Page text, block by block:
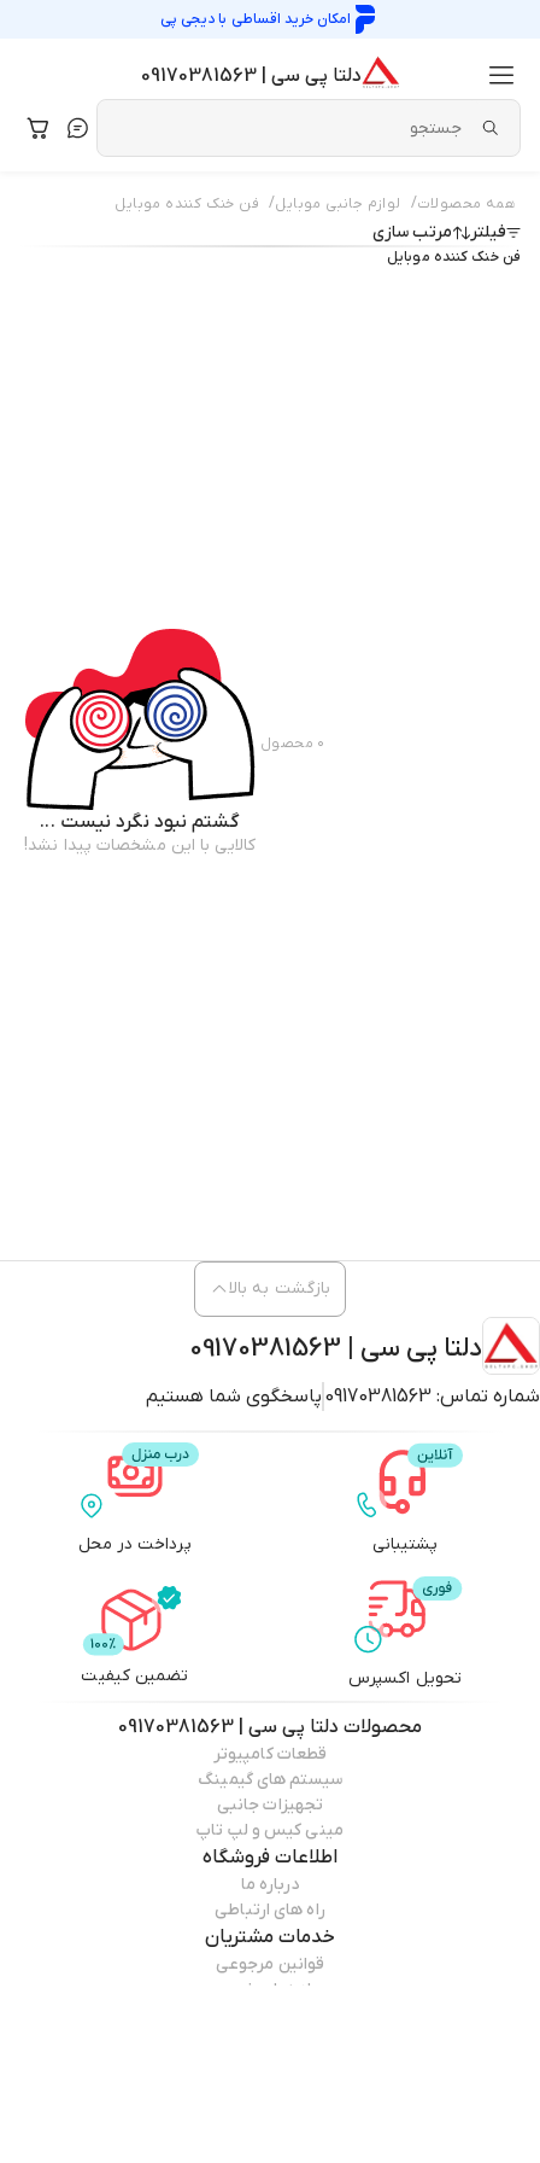
امکان خرید اقساطی بادیجی پی
دلتا پی سی | 09170381563
همه محصولات/ لوازم جانبی موبایل/ فن خنک کننده موبایل
فیلتر مرتب سازی
فن خنک کننده موبایل
۰ محصول
گشتم نبود نگرد نیست ...
کالایی با این مشخصات پیدا نشد!
دلتا پی سی | 09170381563
شماره تماس: 09170381563 پاسخگوی شما هستیم
بازگشت به بالا
پشتیبانی پرداخت در محل
تحویل اکسپرس تضمین کیفیت
محصولات دلتا پی سی | 09170381563
قطعات کامپیوتر
سیستم های گیمینگ
تجهیزات جانبی
مینی کیس و لپ تاپ
اطلاعات فروشگاه
درباره ما
راه های ارتباطی
خدمات مشتریان
قوانین مرجوعی
راهنمای خرید